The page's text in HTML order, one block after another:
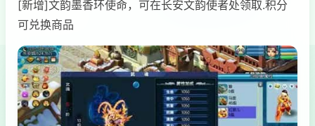
[新增]文韵墨香环使命，可在长安文韵使者处领取.积分
可兑换商品